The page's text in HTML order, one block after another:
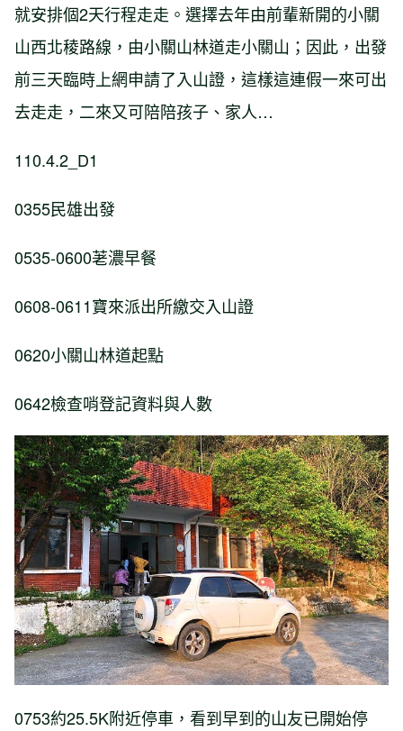
就安排個2天行程走走。選擇去年由前輩新開的小關
山西北稜路線，由小關山林道走小關山；因此，出發
前三天臨時上網申請了入山證，這樣這連假一來可出
去走走，二來又可陪陪孩子、家人…
110.4.2_D1
0355民雄出發
0535-0600荖濃早餐
0608-0611寶來派出所繳交入山證
0620小關山林道起點
0642檢查哨登記資料與人數
0753約25.5K附近停車，看到早到的山友已開始停